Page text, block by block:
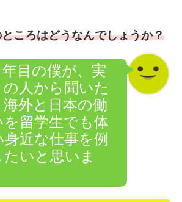
ころはどうなんでしょうか？
目の僕が、実
人から聞いた
海外と日本の働
を留学生でも体
近な仕事を例
いと思いま